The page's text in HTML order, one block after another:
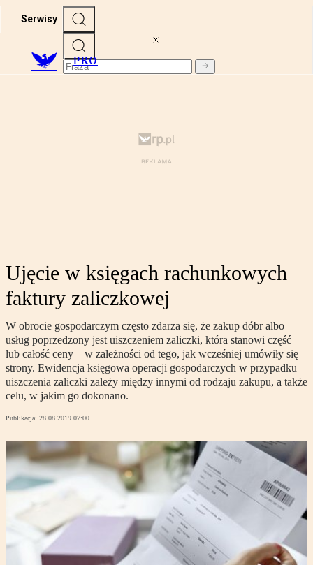
Serwisy
PRO
Ujęcie w księgach rachunkowych
faktury zaliczkowej
W obrocie gospodarczym często zdarza się, że zakup dóbr albo
usług poprzedzony jest uiszczeniem zaliczki, która stanowi część
lub całość ceny – w zależności od tego, jak wcześniej umówiły się
strony. Ewidencja księgowa operacji gospodarczych w przypadku
uiszczenia zaliczki zależy między innymi od rodzaju zakupu, a także
celu, w jakim go dokonano.
Publikacja: 28.08.2019 07:00